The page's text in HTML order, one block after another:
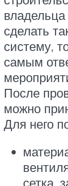
владельца
сделать
систему,
самым
После
можно
Для него
сетка,